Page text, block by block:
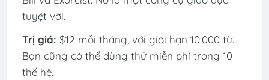
tuyệt vời.
Trị giá: $12 mỗi tháng, với giới hạn 10.000 từ.
Bạn cũng có thể dùng thử miễn phí trong 10
thế hệ.